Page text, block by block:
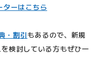
ーはこちら
・割引もあるので、新規
検討している方もぜひ一